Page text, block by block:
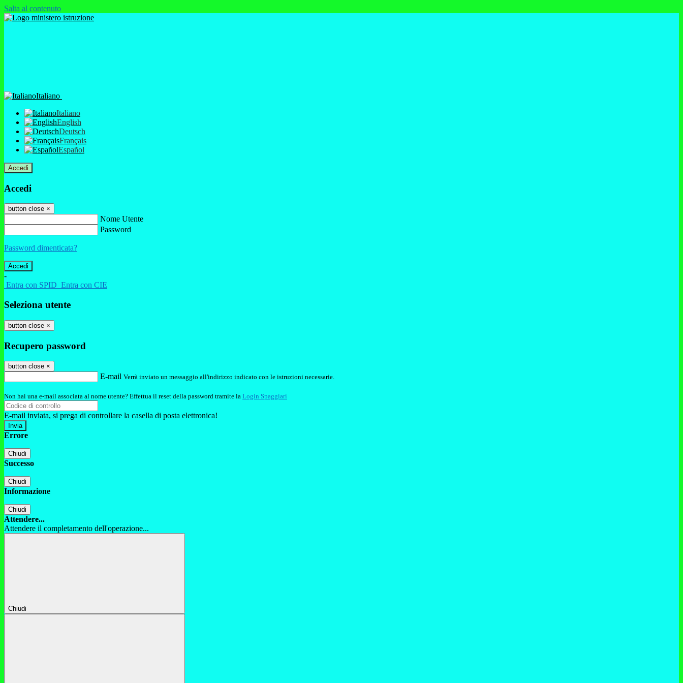
Salta al contenuto
Italiano
Italiano
English
Deutsch
Français
Español
Accedi
Accedi
button close ×
Nome Utente
Password
Password dimenticata?
-
Entra con SPID Entra con CIE
Seleziona utente
button close ×
Recupero password
button close ×
E-mail Verrà inviato un messaggio all'indirizzo indicato con le istruzioni necessarie.
Non hai una e-mail associata al nome utente? Effettua il reset della password tramite la Login Spaggiari
E-mail inviata, si prega di controllare la casella di posta elettronica!
Errore
Chiudi
Successo
Chiudi
Informazione
Chiudi
Attendere...
Attendere il completamento dell'operazione...
Chiudi